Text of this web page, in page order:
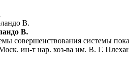
В.
совершенствования системы
ин-т нар. хоз-ва им. В. Г.